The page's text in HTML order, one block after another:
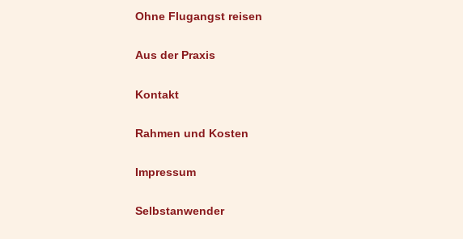
Ohne Flugangst reisen
Aus der Praxis
Kontakt
Rahmen und Kosten
Impressum
Selbstanwender